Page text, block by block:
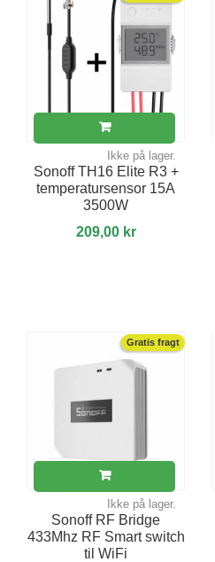
Ikke på lager.
Sonoff TH16 Elite R3 +
temperatursensor 15A
3500W
209,00 kr
Gratis fragt
Ikke på lager.
Sonoff RF Bridge
433Mhz RF Smart switch
til WiFi